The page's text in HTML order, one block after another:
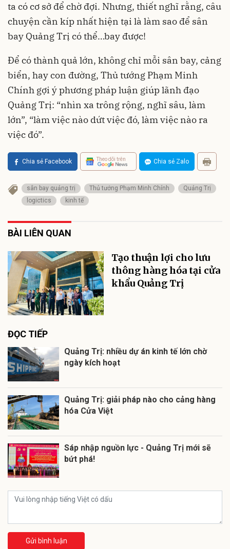
ta có cơ sở để chờ đợi. Nhưng, thiết nghĩ rằng, câu
chuyện cần kíp nhất hiện tại là làm sao để sân
bay Quảng Trị có thể…bay được!
Để có thành quả lớn, không chỉ mỗi sân bay, cảng
biển, hay con đường, Thủ tướng Phạm Minh
Chính gợi ý phương pháp luận giúp lãnh đạo
Quảng Trị: “nhìn xa trông rộng, nghĩ sâu, làm
lớn”, “làm việc nào dứt việc đó, làm việc nào ra
việc đó”.
Chia sẻ Facebook Theo dõi trên Chia sẻ Zalo
sân bay quảng trị Thủ tướng Phạm Minh Chính
Quảng Trị
logictics
kinh tế
BÀI LIÊN QUAN
Tạo thuận lợi cho lưu
thông hàng hóa tại cửa
khẩu Quảng Trị
ĐỌC TIẾP
Quảng Trị: nhiều dự án kinh tế lớn chờ
ngày kích hoạt
Quảng Trị: giải pháp nào cho cảng hàng
hóa Cửa Việt
Sáp nhập nguồn lực - Quảng Trị mới sẽ
bứt phá!
Gửi bình luận